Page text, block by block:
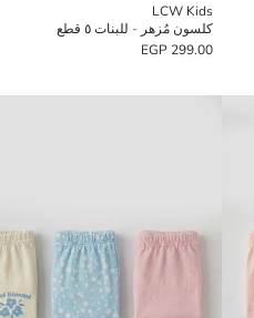
LCW Kids
كلسون مُزهر - للبنات ٥ قطع
299.00 EGP